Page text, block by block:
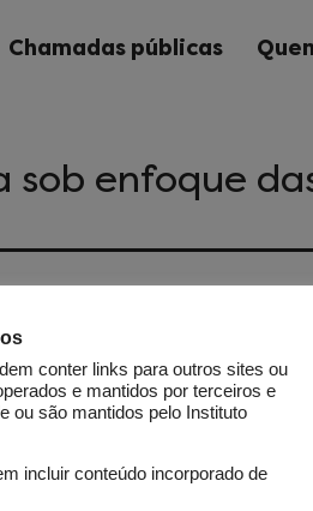
Chamadas públicas
enfoque
estão
vegetal e dando ensejo
dados de transcriptoma,
na Caatinga, bem
do projeto. Os resultados
das plantas sob
brasileiro em
conter links para outros sites ou
e mantidos por terceiros e
ou são mantidos pelo Instituto
incluir conteúdo incorporado de